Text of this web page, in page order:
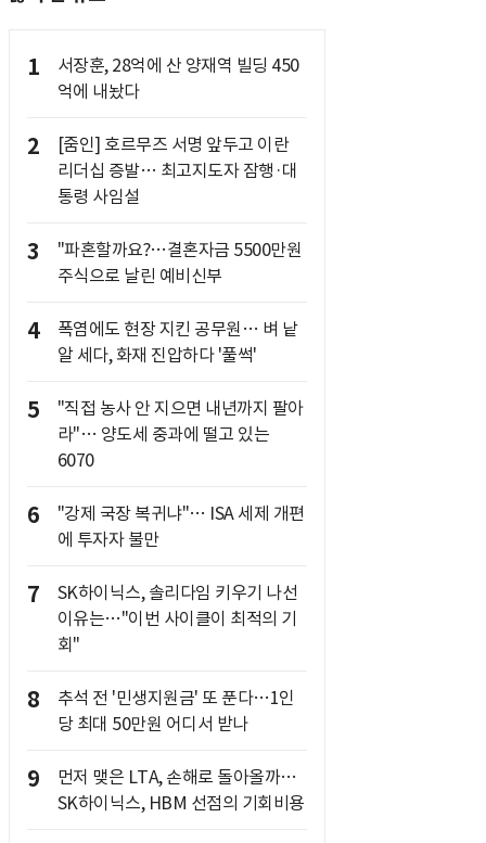
1
서장훈, 28억에 산 양재역 빌딩 450
억에 내놨다
2
[줌인] 호르무즈 서명 앞두고 이란
리더십 증발… 최고지도자 잠행·대
통령 사임설
3
"파혼할까요?…결혼자금 5500만원
주식으로 날린 예비신부
4
폭염에도 현장 지킨 공무원… 벼 낱
알 세다, 화재 진압하다 '풀썩'
5
"직접 농사 안 지으면 내년까지 팔아
라"… 양도세 중과에 떨고 있는
6070
6
"강제 국장 복귀냐"… ISA 세제 개편
에 투자자 불만
7
SK하이닉스, 솔리다임 키우기 나선
이유는…"이번 사이클이 최적의 기
회"
8
추석 전 '민생지원금' 또 푼다…1인
당 최대 50만원 어디서 받나
9
먼저 맺은 LTA, 손해로 돌아올까…
SK하이닉스, HBM 선점의 기회비용